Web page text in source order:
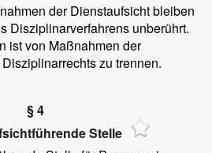
der Dienstaufsicht bleiben
Disziplinarverfahrens unberührt.
ist von Maßnahmen der
zu trennen.
§ 4
Stelle